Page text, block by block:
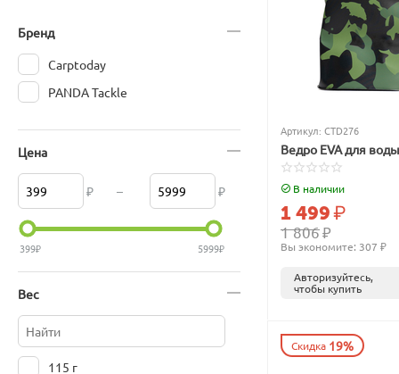
Артикул: CTD276
Ведро EVA для
В наличии
1 806₽
1 499₽
Вы экономите: 307 ₽
Авторизуйтесь,
чтобы купить
Скидка 19%
Бренд
Carptoday
PANDA Tackle
Цена
₽ – ₽
399₽ 5999₽
Вес
115 г